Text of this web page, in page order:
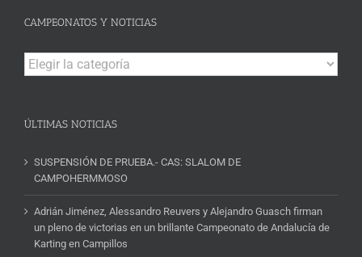
CAMPEONATOS Y NOTICIAS
Campeonatos
y
ÚLTIMAS NOTICIAS
SUSPENSIÓN DE PRUEBA.- CAS: SLALOM DE
CAMPOHERMMOSO
Adrián Jiménez, Alessandro Reuvers y Alejandro Guasch firman
un pleno de victorias en un brillante Campeonato de Andalucía de
Karting en Campillos